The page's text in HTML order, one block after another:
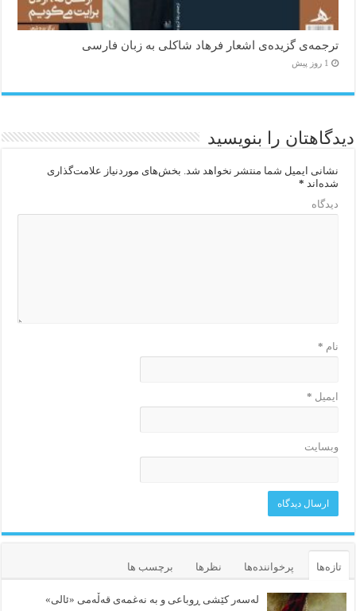
ترجمه‌ی گزیده‌‌ی اشعار فرهاد شاکلی به زبان فارسی
1 روز پیش
دیدگاهتان را بنویسید
نشانی ایمیل شما منتشر نخواهد شد. بخش‌های موردنیاز علامت‌گذاری
شده‌اند *
دیدگاه
نام *
ایمیل *
وبسایت
تازه‌ها پرخواننده‌ها نظرها برچسب ها
لەسەر کێشی ڕوباعی و به نەغمەی قەڵەمی «ئالی»